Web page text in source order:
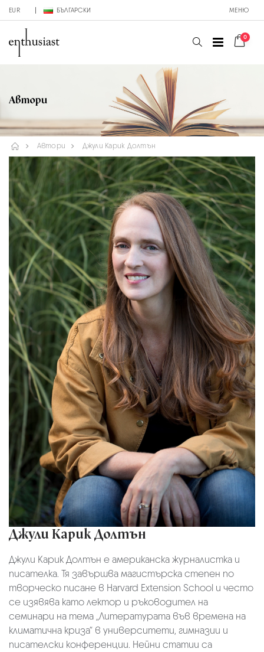
EUR БЪЛГАРСКИ МЕНЮ
0
Автори
Автори Джули Карик Долтън
Джули Карик Долтън
Джули Карик Долтън е американска журналистка и
писателка. Тя завършва магистърска степен по
творческо писане в Harvard Extension School и често
се изявява като лектор и ръководител на
семинари на тема „Литературата във времена на
климатична криза“ в университети, гимназии и
писателски конференции. Нейни статии са